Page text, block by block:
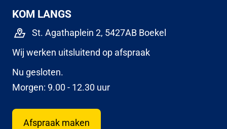
KOM LANGS
St. Agathaplein 2, 5427AB Boekel
Wij werken uitsluitend op afspraak
Nu gesloten.
Morgen: 9.00 - 12.30 uur
Afspraak maken